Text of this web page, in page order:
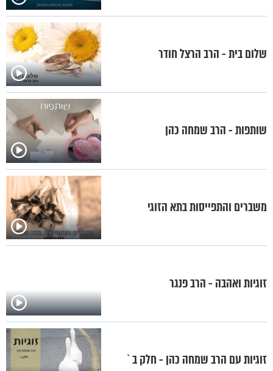
שלום בית - הרב הרצל חודר
שותפות - הרב שמחה כהן
משברים והתפייסות בתא הזוגי
זוגיות ואהבה - הרב פנגר
זוגיות עם הרב שמחה כהן - חלק ב`